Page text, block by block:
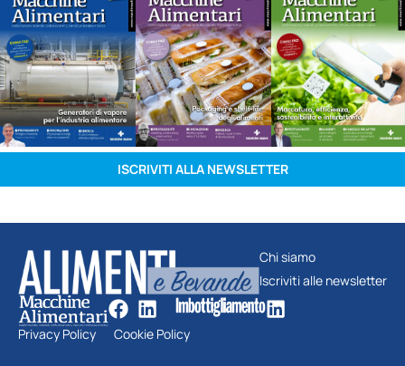
ISCRIVITI ALLA NEWSLETTER
Chi siamo
Iscriviti alle newsletter
Privacy Policy Cookie Policy